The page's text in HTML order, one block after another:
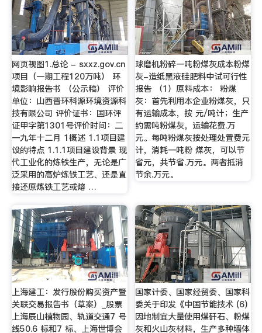
网页视图1.总论 - sxxz.gov.cn
项目（一期工程120万吨） 环
境影响报告书 （公示稿） 评价
单位：山西晋环科源环境资源科
技有限公司 评价证书：国环评
证甲字第1301号评价时间：二
一九年十二月 1概述 1.1项目建
设的特点 1.1.1项目建设背景 现
代工业化的炼铁生产，无论是广
泛采用的高炉炼铁工艺、还是直
接还原炼铁工艺或熔 …
球磨机粉碎一吨粉煤灰成本粉煤
灰-造纸黑液硅肥料中试可行性
报告 （1）原料成本： 粉煤
灰：首先利用本企业粉煤灰，只
有运输成本，按 元/吨计；生产
约需吨粉煤灰，运输花费.万
元。每吨粉煤灰按处理处置费元
计，消耗一吨粉 煤灰，可以节
省元，共节省.万元。两者抵消
节余.万元。
上海建工：发行股份购买资产暨
关联交易报告书（草案）_股票
上海辰山植物园、轨道交通7 号
线50.6 标和7 标、上海世博会
国家计委、国家经贸委、国家科
委关于印发《中国节能技术 (6)
因地制宜大量使用煤矸石、粉煤
灰和火山灰材料，生产多种墙体